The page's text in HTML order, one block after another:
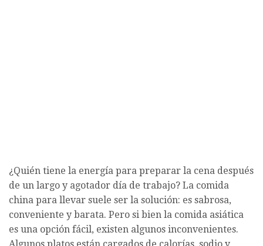
¿Quién tiene la energía para preparar la cena después
de un largo y agotador día de trabajo? La comida
china para llevar suele ser la solución: es sabrosa,
conveniente y barata. Pero si bien la comida asiática
es una opción fácil, existen algunos inconvenientes.
Algunos platos están cargados de calorías, sodio y